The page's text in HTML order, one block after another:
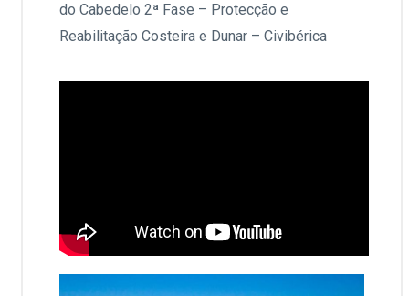
do Cabedelo 2ª Fase – Protecção e
Reabilitação Costeira e Dunar – Civibérica